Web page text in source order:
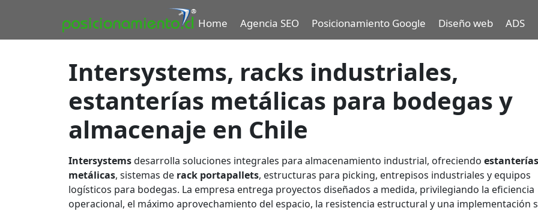
Home Agencia SEO Posicionamiento Google Diseño web ADS
Intersystems, racks industriales,
estanterías metálicas para bodegas y
almacenaje en Chile
Intersystemsdesarrolla soluciones integrales para almacenamiento industrial, ofreciendo estanterías
metálicas, sistemas de rack portapallets, estructuras para picking, entrepisos industriales y equipos
logísticos para bodegas. La empresa entrega proyectos diseñados a medida, privilegiando la eficiencia
operacional, el máximo aprovechamiento del espacio, la resistencia estructural y una implementación